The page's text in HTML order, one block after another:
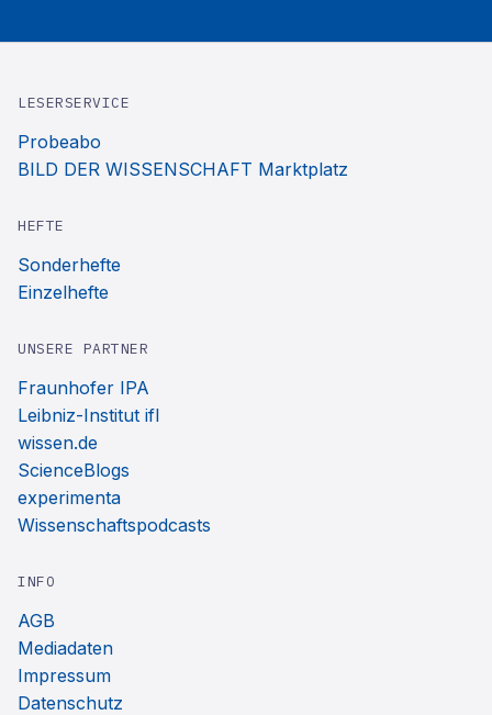
LESERSERVICE
Probeabo
BILD DER WISSENSCHAFT Marktplatz
HEFTE
Sonderhefte
Einzelhefte
UNSERE PARTNER
Fraunhofer IPA
Leibniz-Institut ifl
wissen.de
ScienceBlogs
experimenta
Wissenschaftspodcasts
INFO
AGB
Mediadaten
Impressum
Datenschutz